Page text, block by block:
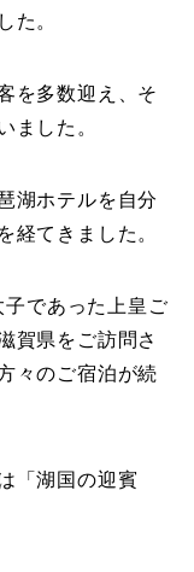
た。
を多数迎え、そ
ました。
湖ホテルを自分
経てきました。
であった上皇ご
賀県をご訪問さ
々のご宿泊が続
「湖国の迎賓